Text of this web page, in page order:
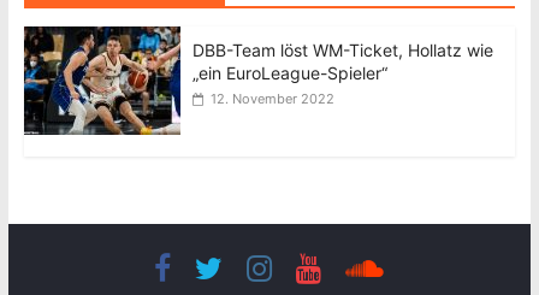
DBB-Team löst WM-Ticket, Hollatz wie
„ein EuroLeague-Spieler“
12. November 2022